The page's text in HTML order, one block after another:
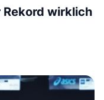
wirklich